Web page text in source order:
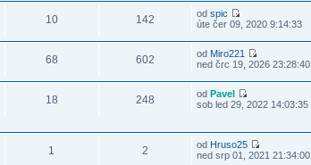
10 142 odspic
úte čer 09, 2020 9:14:33
68 602 od Miro221
ned črc 19, 2026 23:28:40
18 248 odPavel
sob led 29, 2022 14:03:35
1 2 od Hruso25
ned srp 01, 2021 21:34:00